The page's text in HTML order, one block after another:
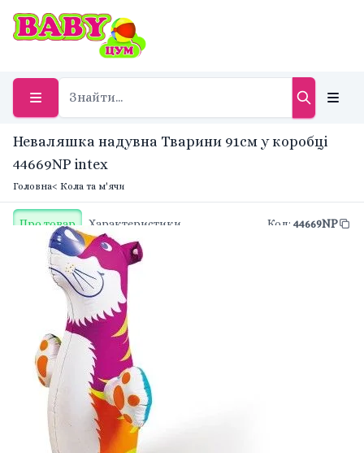
Неваляшка надувна Тварини 91см у коробці
44669NP intex
Головна< Кола та м'ячи
Про товар Характеристики Код: 44669NP